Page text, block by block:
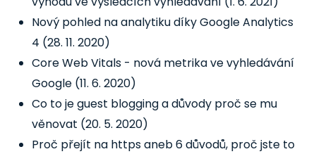
Nový pohled na analytiku díky Google Analytics
4 (28. 11. 2020)
Core Web Vitals - nová metrika ve vyhledávání
Google (11. 6. 2020)
Co to je guest blogging a důvody proč se mu
věnovat (20. 5. 2020)
Proč přejít na https aneb 6 důvodů, proč jste to